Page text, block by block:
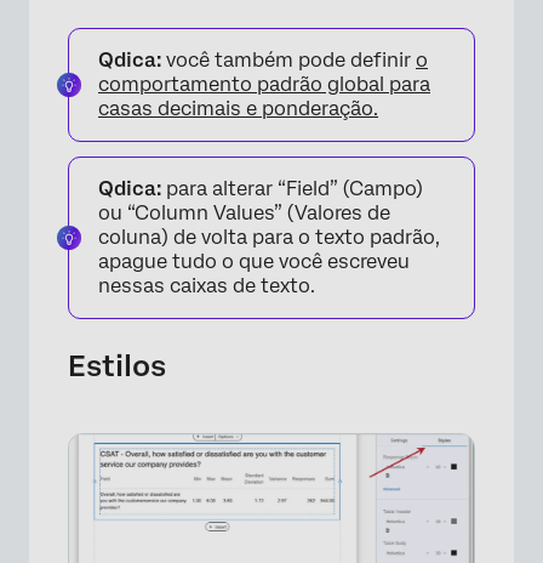
Qdica: você também pode definir o
comportamento padrão global para
casas decimais e ponderação.
Qdica: para alterar “Field” (Campo)
ou “Column Values” (Valores de
coluna) de volta para o texto padrão,
apague tudo o que você escreveu
nessas caixas de texto.
Estilos